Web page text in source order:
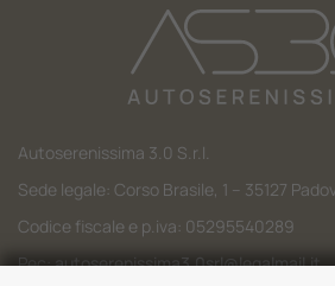
Autoserenissima 3.0 S.r.l.
Sede legale: Corso Brasile, 1 – 35127
Codice fiscale e p.iva: 05295540289
Pec:autoserenissima3.0srl@legalmail.it